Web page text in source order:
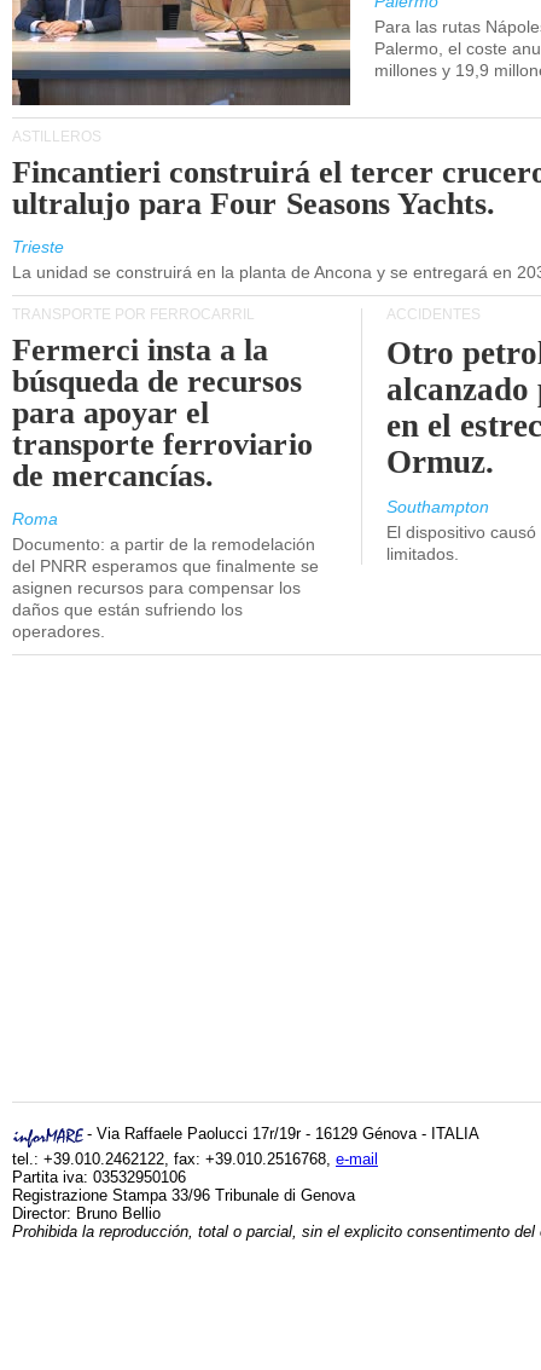
Para las rutas
Palermo, el coste
millones y 19,9
ASTILLEROS
Fincantieri construirá el tercer
ultralujo para Four Seasons Yachts.
Trieste
La unidad se construirá en la planta de Ancona y se entregará en
TRANSPORTE POR FERROCARRIL
Fermerci insta a la
búsqueda de recursos
para apoyar el
transporte ferroviario
de mercancías.
Roma
Documento: a partir de la remodelación
del PNRR esperamos que finalmente se
asignen recursos para compensar los
daños que están sufriendo los
operadores.
ACCIDENTES
Otro
en el
Ormuz.
Southampton
El dispositivo
limitados.
- Via Raffaele Paolucci 17r/19r - 16129 Génova - ITALIA
tel.: +39.010.2462122, fax: +39.010.2516768, e-mail
Partita iva: 03532950106
Registrazione Stampa 33/96 Tribunale di Genova
Director: Bruno Bellio
Prohibida la reproducción, total o parcial, sin el explicito consentimento del